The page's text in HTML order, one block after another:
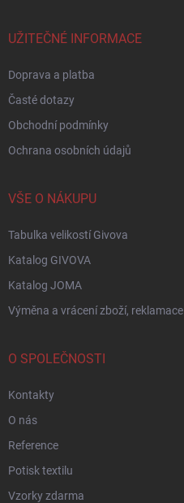
UŽITEČNÉ INFORMACE
Doprava a platba
Časté dotazy
Obchodní podmínky
Ochrana osobních údajů
VŠE O NÁKUPU
Tabulka velikostí Givova
Katalog GIVOVA
Katalog JOMA
Výměna a vrácení zboží, reklamace
O SPOLEČNOSTI
Kontakty
O nás
Reference
Potisk textilu
Vzorky zdarma